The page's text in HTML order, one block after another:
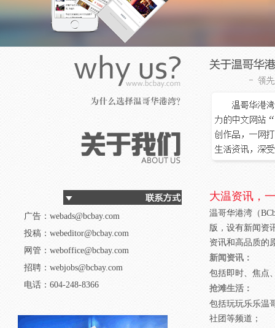
广告：webads@bcbay.com
投稿：webeditor@bcbay.com
网管：weboffice@bcbay.com
招聘：webjobs@bcbay.com
电话：604-248-8366
大温资讯，
温哥华港湾（
版，设有新闻资
资讯和高品质的
新闻资讯：
包括即时、焦点
抢滩生活：
包括玩玩乐乐温
社团等频道；